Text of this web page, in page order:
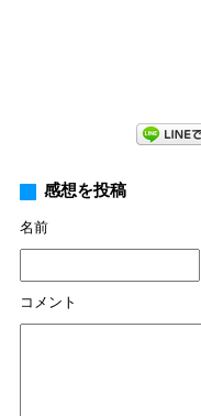
感想を投稿
名前
コメント